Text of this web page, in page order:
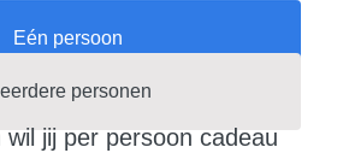
Eén persoon
personen
wil jij per persoon cadeau